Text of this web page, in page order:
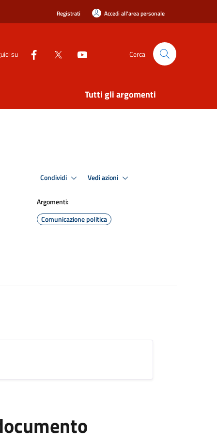
Registrati Accedi all'area personale
su Cerca
Tutti gli argomenti
Condividi Vedi azioni
Argomenti:
Comunicazione politica